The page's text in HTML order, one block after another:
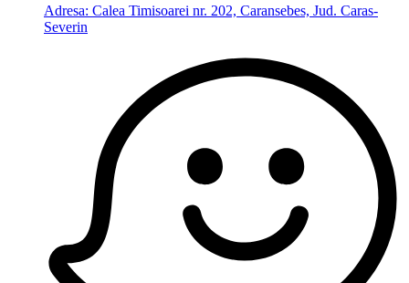
Adresa: Calea Timisoarei nr. 202, Caransebes, Jud. Caras-
Severin